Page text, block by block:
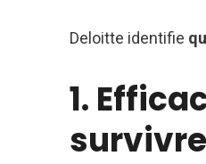
Deloitte identifie
1.